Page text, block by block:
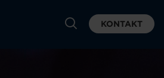
KONTAKT